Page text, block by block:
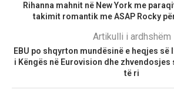
Rihanna mahnit në New York me
takimit romantik me ASAP Rocky
Artikulli i ardhshëm
EBU po shqyrton mundësinë e heqjes
i Këngës në Eurovision dhe zhvendosjes
të ri